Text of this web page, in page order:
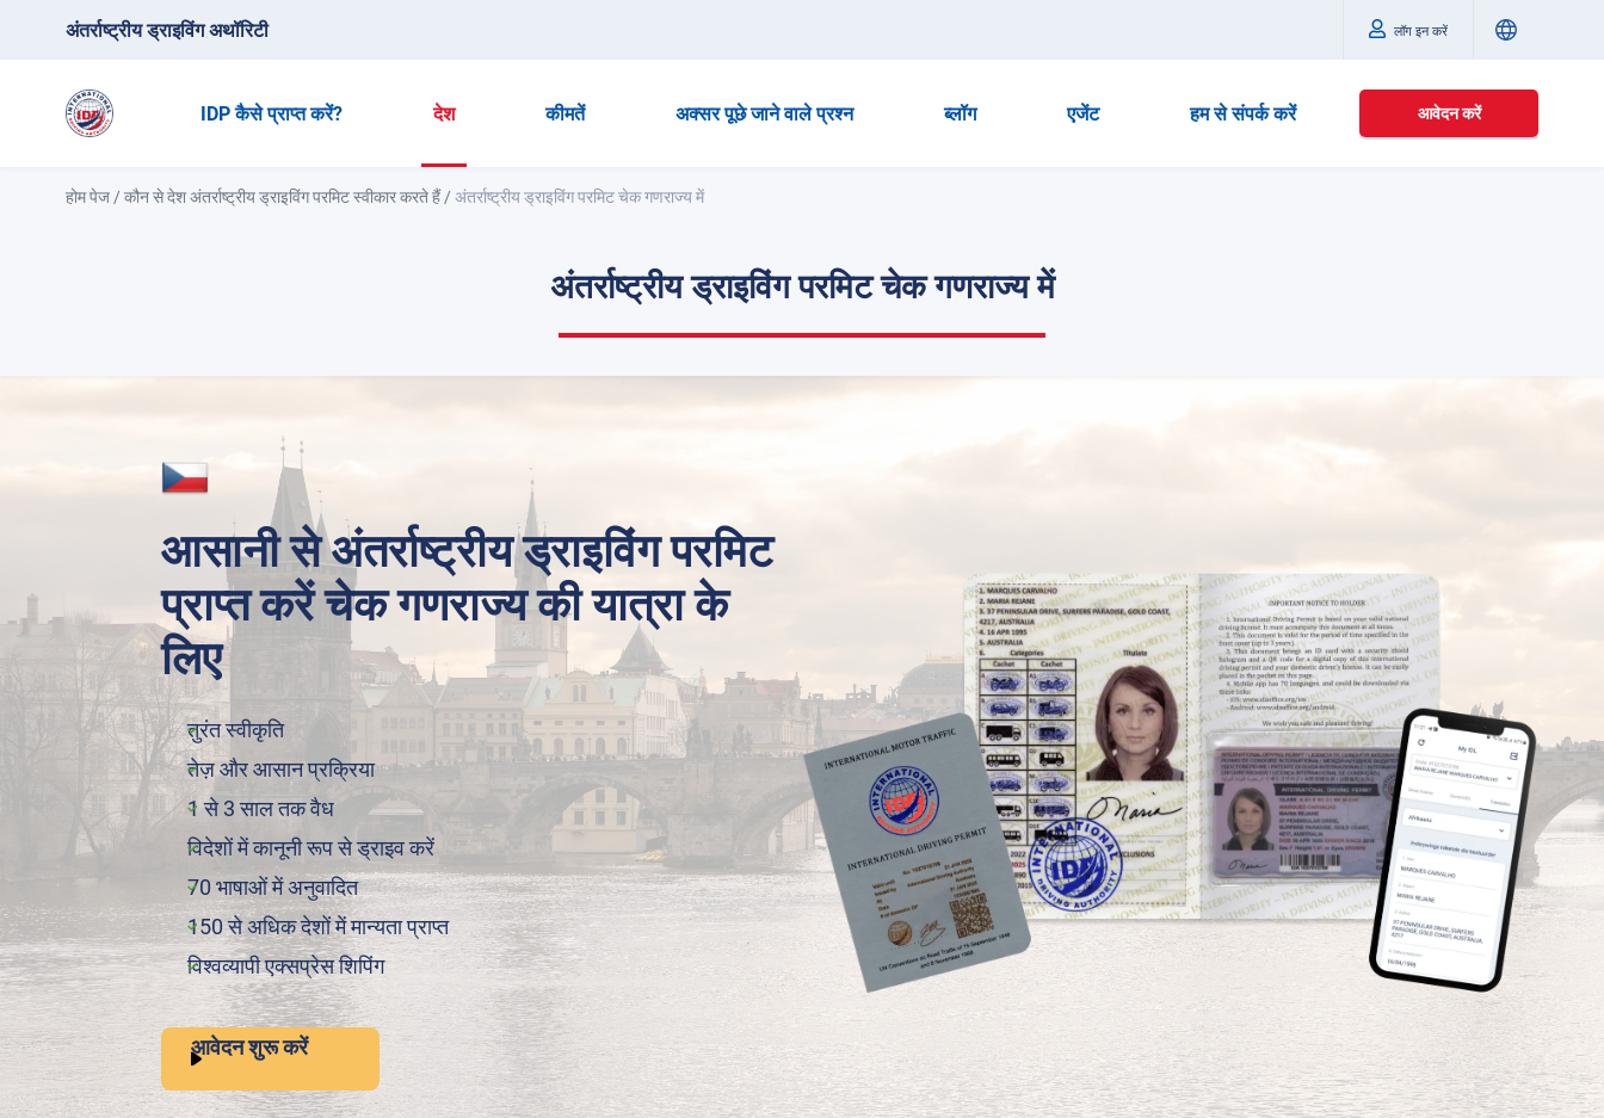
अंतर्राष्ट्रीय ड्राइविंग अथॉरिटी लॉग इन करें
IDP कैसे प्राप्त करें? देश कीमतें अक्सर पूछे जाने वाले प्रश्न ब्लॉग एजेंट हम से संपर्क करें आवेदन करें
होम पेज /कौन से देश अंतर्राष्ट्रीय ड्राइविंग परमिट स्वीकार करते हैं/अंतर्राष्ट्रीय ड्राइविंग परमिट चेक गणराज्य में
अंतर्राष्ट्रीय ड्राइविंग परमिट चेक गणराज्य में
आसानी से अंतर्राष्ट्रीय ड्राइविंग परमिट
प्राप्त करें चेक गणराज्य की यात्रा के
लिए
तुरंत स्वीकृति
तेज़ और आसान प्रक्रिया
1 से 3 साल तक वैध
विदेशों में कानूनी रूप से ड्राइव करें
70 भाषाओं में अनुवादित
150 से अधिक देशों में मान्यता प्राप्त
विश्वव्यापी एक्सप्रेस शिपिंग
आवेदन शुरू करें